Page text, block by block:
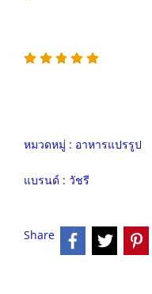
หมวดหมู่ : อาหารแปรรูป
แบรนด์ : วัชรี
Share